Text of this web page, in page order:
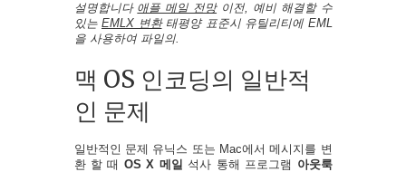
설명합니다 애플 메일 전망이전, 예비 해결할 수
있는 EMLX 변환태평양 표준시 유틸리티에 EML
을 사용하여 파일의.
맥 OS 인코딩의 일반적
인 문제
일반적인 문제 유닉스 또는 Mac에서 메시지를 변
환 할 때 OS X 메일 석사 통해 프로그램 아웃룩